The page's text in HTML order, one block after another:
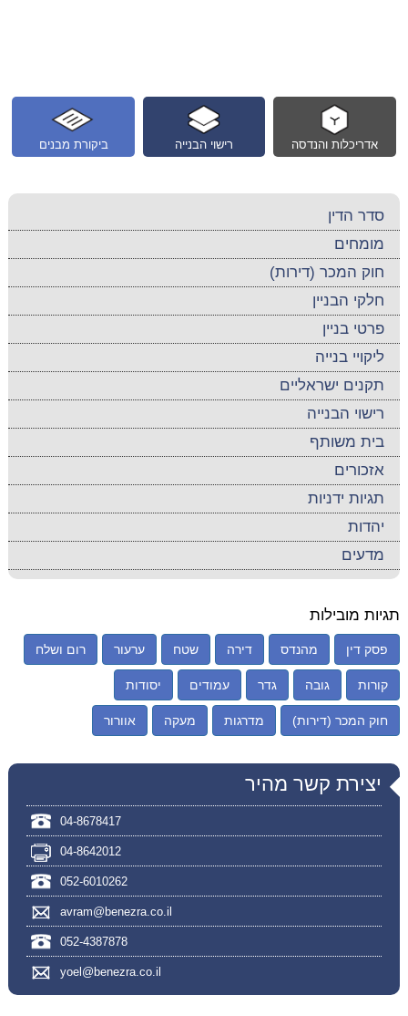
ביקורת מבנים רישוי הבנייה אדריכלות והנדסה
סדר הדין
מומחים
חוק המכר (דירות)
חלקי הבניין
פרטי בניין
ליקויי בנייה
תקנים ישראליים
רישוי הבנייה
בית משותף
אזכורים
תגיות ידניות
יהדות
מדעים
תגיות מובילות
פסק דין מהנדס דירה שטח ערעור רום ושלח
קורות גובה גדר עמודים יסודות
חוק המכר (דירות) מדרגות מעקה אוורור
יצירת קשר מהיר
04-8678417
04-8642012
052-6010262
avram@benezra.co.il
052-4387878
yoel@benezra.co.il